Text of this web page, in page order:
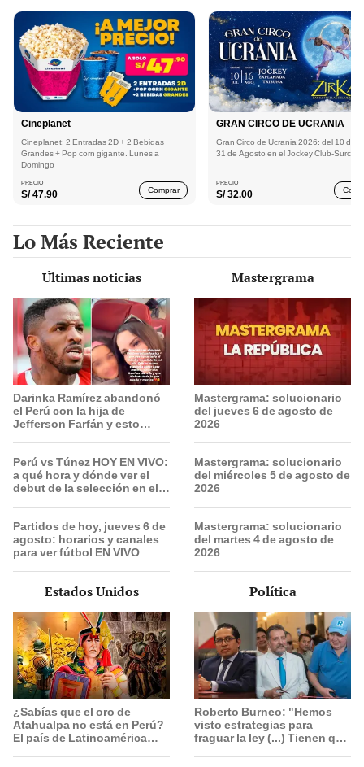
Cineplanet
Cineplanet: 2 Entradas 2D + 2 Bebidas
Grandes + Pop corn gigante. Lunes a
Domingo
PRECIO
S/47.90 Comprar
GRAN CIRCO DE UCRANIA
Gran Circo de Ucrania 2026: del 10 de
31 de Agosto en el Jockey Club-Surco
PRECIO
S/32.00
Lo Más Reciente
Últimas noticias
Darinka Ramírez abandonó
el Perú con la hija de
Jefferson Farfán y esto
Perú vs Túnez HOY EN VIVO:
a qué hora y dónde ver el
debut de la selección en el
Partidos de hoy, jueves 6 de
agosto: horarios y canales
para ver fútbol EN VIVO
Mastergrama
Mastergrama: solucionario
del jueves 6 de agosto de
2026
Mastergrama: solucionario
del miércoles 5 de agosto de
2026
Mastergrama: solucionario
del martes 4 de agosto de
2026
Estados Unidos
¿Sabías que el oro de
Atahualpa no está en Perú?
El país de Latinoamérica
Política
Roberto Burneo: "Hemos
visto estrategias para
fraguar la ley (...) Tienen que